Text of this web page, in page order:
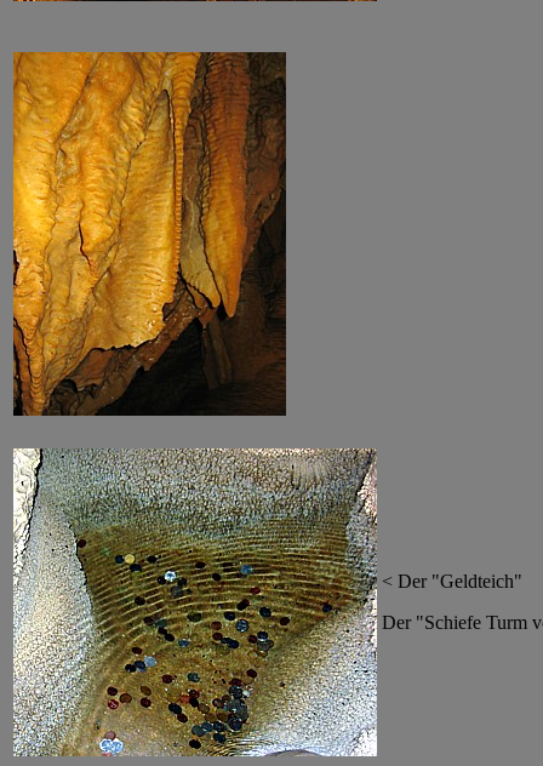
< Der "Geldteich"
Der "Schiefe Turm